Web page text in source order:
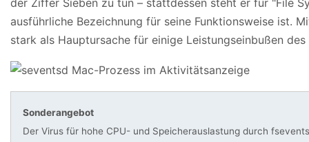
ausführliche Bezeichnung für seine Funktionsweise ist.
stark als Hauptursache für einige Leistungseinbußen
Sonderangebot
Der Virus für hohe CPU- und Speicherauslastung durch